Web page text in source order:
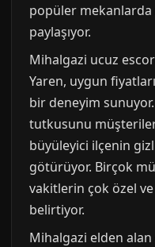
popüler
paylaşıyor.
Mihalgazi ucuz
Yaren, uygun
bir deneyim
tutkusunu
büyüleyici ilçenin
götürüyor. Birçok
vakitlerin çok özel
belirtiyor.
Mihalgazi elden